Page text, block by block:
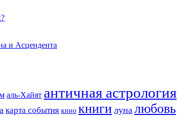
и Асцендента
аль-Хайят античная астрология
карта события кино книги луна любовь